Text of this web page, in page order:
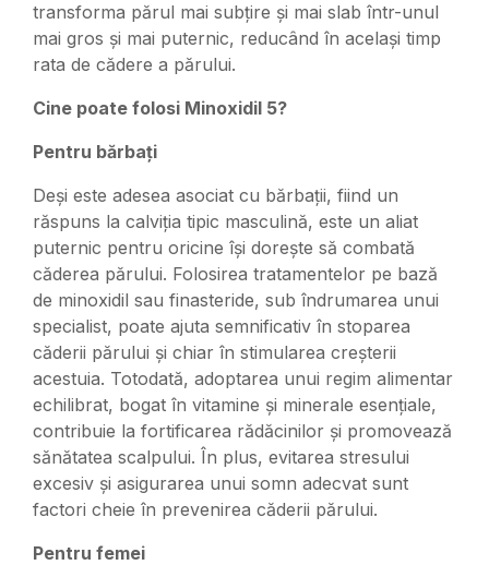
transforma părul mai subțire și mai slab într-unul
mai gros și mai puternic, reducând în același timp
rata de cădere a părului.
Cine poate folosi Minoxidil 5?
Pentru bărbați
Deși este adesea asociat cu bărbații, fiind un
răspuns la calviția tipic masculină, este un aliat
puternic pentru oricine își dorește să combată
căderea părului. Folosirea tratamentelor pe bază
de minoxidil sau finasteride, sub îndrumarea unui
specialist, poate ajuta semnificativ în stoparea
căderii părului și chiar în stimularea creșterii
acestuia. Totodată, adoptarea unui regim alimentar
echilibrat, bogat în vitamine și minerale esențiale,
contribuie la fortificarea rădăcinilor și promovează
sănătatea scalpului. În plus, evitarea stresului
excesiv și asigurarea unui somn adecvat sunt
factori cheie în prevenirea căderii părului.
Pentru femei